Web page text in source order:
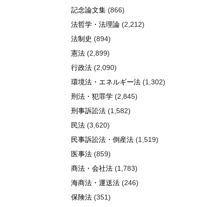
記念論文集 (866)
法哲学・法理論 (2,212)
法制史 (894)
憲法 (2,899)
行政法 (2,090)
環境法・エネルギー法 (1,302)
刑法・犯罪学 (2,845)
刑事訴訟法 (1,582)
民法 (3,620)
民事訴訟法・倒産法 (1,519)
医事法 (859)
商法・会社法 (1,783)
海商法・運送法 (246)
保険法 (351)